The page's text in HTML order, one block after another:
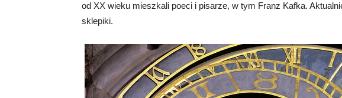
od XX wieku mieszkali poeci i pisarze, w tym Franz Kafka.
sklepiki.